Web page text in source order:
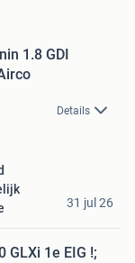
1.8 GDI
Details
31 jul 26
GLXi 1e EIG !;